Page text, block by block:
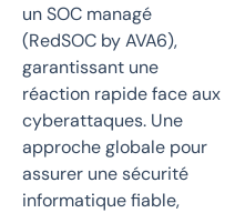
un SOC managé
(RedSOC by AVA6),
garantissant une
réaction rapide face aux
cyberattaques. Une
approche globale pour
assurer une sécurité
informatique fiable,